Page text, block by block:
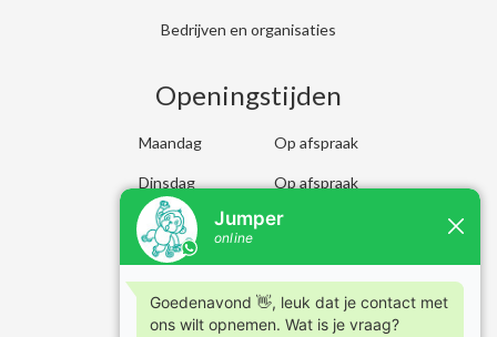
Bedrijven en organisaties
Openingstijden
Maandag Op afspraak
Dinsdag Op afspraak
Woensdag Op afspraak
Donderdag Op afspraak
Vrijdag Op afspraak